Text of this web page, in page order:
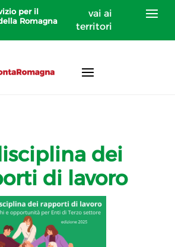
per il
Romagna
vai ai
territori
dei
di lavoro